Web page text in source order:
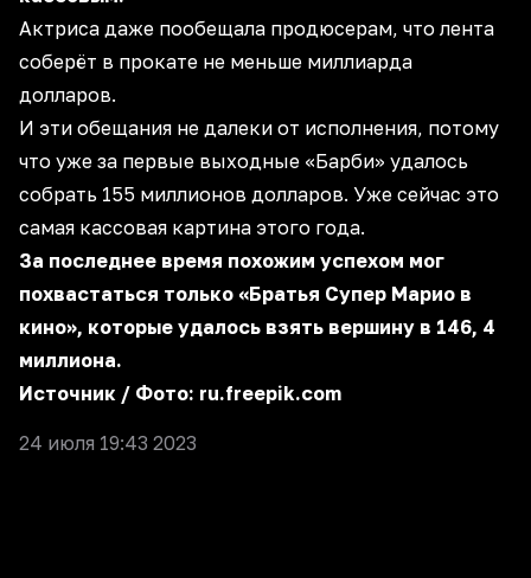
Актриса даже пообещала продюсерам, что лента
соберёт в прокате не меньше миллиарда
долларов.
И эти обещания не далеки от исполнения, потому
что уже за первые выходные «Барби» удалось
собрать 155 миллионов долларов. Уже сейчас это
самая кассовая картина этого года.
За последнее время похожим успехом мог
похвастаться только «Братья Супер Марио в
кино», которые удалось взять вершину в 146, 4
миллиона.
Источник / Фото: ru.freepik.com
24 июля 19:43 2023